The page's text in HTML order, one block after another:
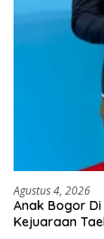
Agustus 4, 2026
Anak Bogor
Kejuaraan